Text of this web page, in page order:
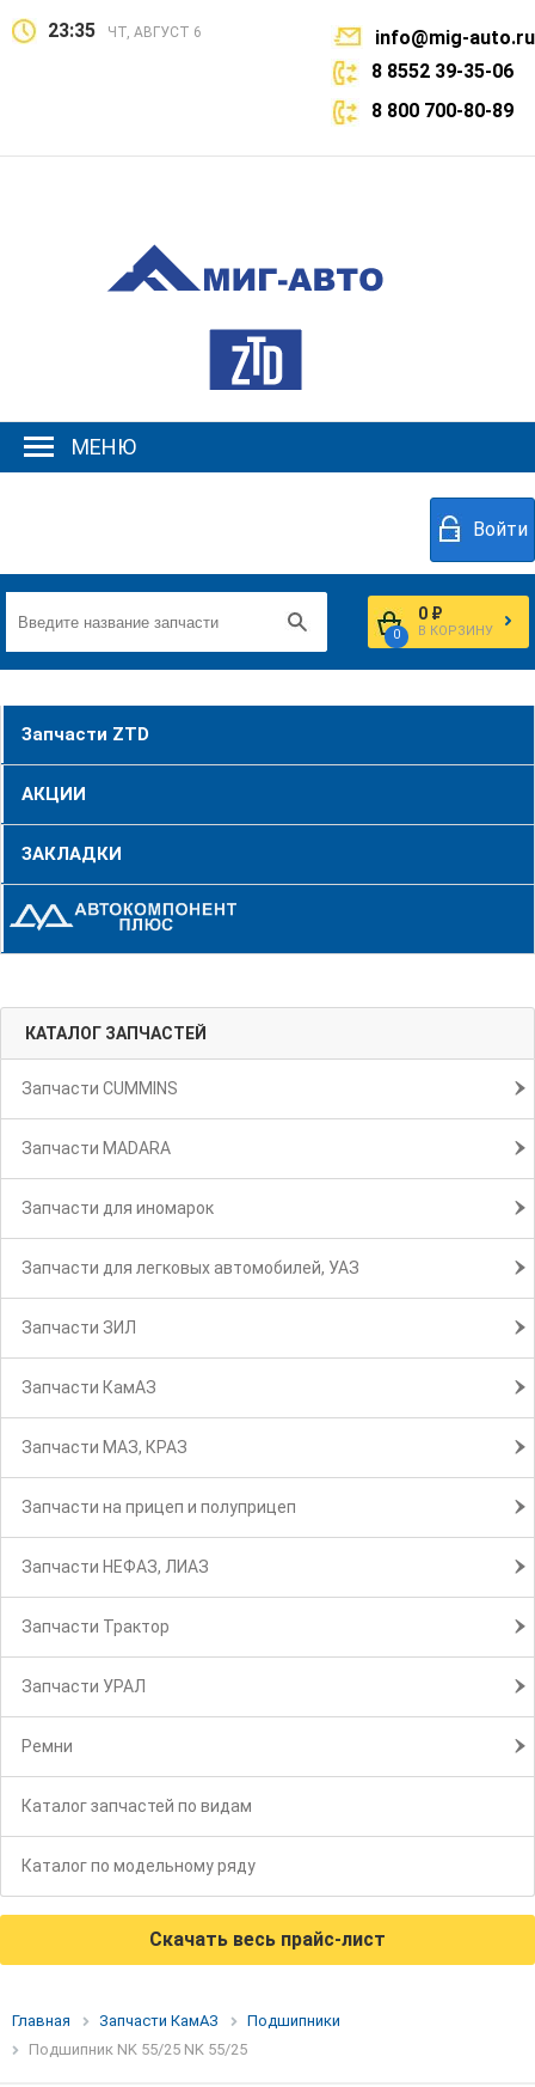
23:35 ЧТ, АВГУСТ 6
info@mig-auto.ru
8 8552 39-35-06
8 800 700-80-89
МЕНЮ
Войти
0
0 ₽
В КОРЗИНУ
Запчасти ZTD
АКЦИИ
ЗАКЛАДКИ
КАТАЛОГ ЗАПЧАСТЕЙ
Запчасти CUMMINS
Запчасти MADARA
Запчасти для иномарок
Запчасти для легковых автомобилей, УАЗ
Запчасти ЗИЛ
Запчасти КамАЗ
Запчасти МАЗ, КРАЗ
Запчасти на прицеп и полуприцеп
Запчасти НЕФАЗ, ЛИАЗ
Запчасти Трактор
Запчасти УРАЛ
Ремни
Каталог запчастей по видам
Каталог по модельному ряду
Скачать весь прайс-лист
Главная Запчасти КамАЗ
Подшипники
Подшипник NK 55/25 NK 55/25